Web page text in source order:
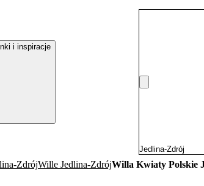
i inspiracje
ZdrójWille Jedlina-ZdrójWilla Kwiaty Polskie